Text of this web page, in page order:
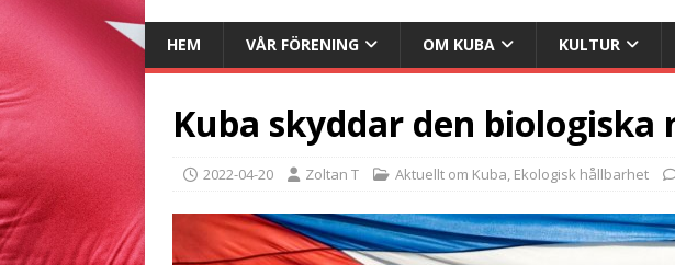
HEM VÅR FÖRENING OM KUBA KULTUR
Kuba skyddar den biologiska
2022-04-20 Zoltan T Aktuellt om Kuba, Ekologisk hållbarhet